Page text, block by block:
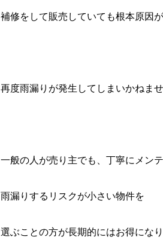
補修をして販売していても根本原因
再度雨漏りが発生してしまいかねませ
一般の人が売り主でも、丁寧にメン
雨漏りするリスクが小さい物件を
選ぶことの方が長期的にはお得になり